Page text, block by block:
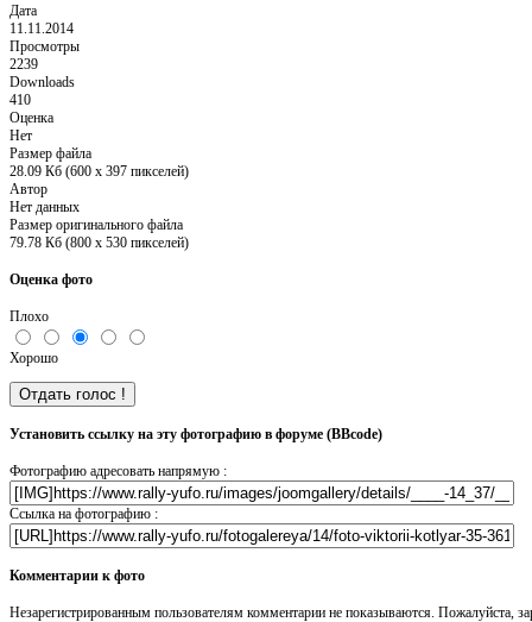
Дата
11.11.2014
Просмотры
2239
Downloads
410
Оценка
Нет
Размер файла
28.09 Кб (600 x 397 пикселей)
Автор
Нет данных
Размер оригинального файла
79.78 Кб (800 x 530 пикселей)
Оценка фото
Плохо
Хорошо
Установить ссылку на эту фотографию в форуме (BBcode)
Фотографию адресовать напрямую :
Ссылка на фотографию :
Комментарии к фото
Незарегистрированным пользователям комментарии не показываются. Пожалуйста,